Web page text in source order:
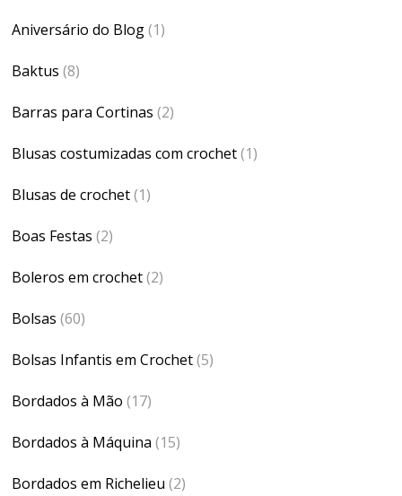
Aniversário do Blog(1)
Baktus (8)
Barras para Cortinas (2)
Blusas costumizadas com crochet(1)
Blusas de crochet(1)
Boas Festas (2)
Boleros em crochet(2)
Bolsas (60)
Bolsas Infantis em Crochet(5)
Bordados à Mão (17)
Bordados à Máquina (15)
Bordados em Richelieu (2)